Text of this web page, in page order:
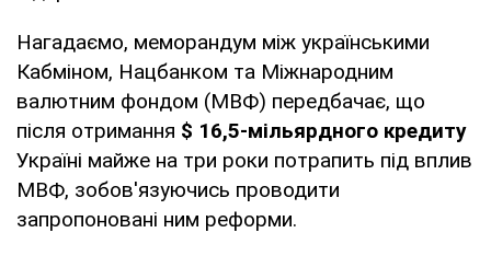
Нагадаємо, меморандум між українськими
Кабміном, Нацбанком та Міжнародним
валютним фондом (МВФ) передбачає, що
після отримання $ 16,5-мільярдного кредиту
Україні майже на три роки потрапить під вплив
МВФ, зобов'язуючись проводити
запропоновані ним реформи.